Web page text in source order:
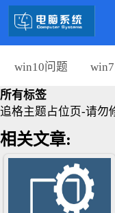
win10问题
所有标签
追格主题占位页-请勿
相关文章: